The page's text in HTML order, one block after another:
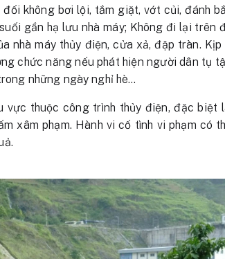
không bơi lội, tắm giặt, vớt củi, đánh
gần hạ lưu nhà máy; Không đi lại trên
nhà máy thủy điện, cửa xả, đập tràn.
chức năng nếu phát hiện người dân tụ
những ngày nghỉ hè…
vực thuộc công trình thủy điện, đặc biệt
xâm phạm. Hành vi cố tình vi phạm có